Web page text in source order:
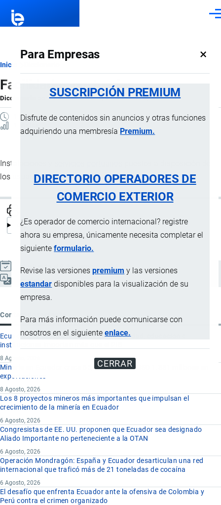
Para Empresas ×
SUSCRIPCIÓN PREMIUM
Disfrute de contenidos sin anuncios y otras funciones
adquiriendo una membresía Premium.
DIRECTORIO OPERADORES DE
COMERCIO EXTERIOR
¿Es operador de comercio internacional? registre
ahora su empresa, únicamente necesita completar el
siguienteformulario.
Revise las versionespremium y las versiones
estandar disponibles para la visualización de su
empresa.
Para más información puede comunicarse con
nosotros en el siguienteenlace.
CERRAR
Ruta
de
navegación
Inicio
Facilidades portuarias
Diccionario porImportaciones …, 8 Septiembre, 2024
1 MINUTO
Instalaciones y
los usuarios.
Actualizado el 9 Septiembre, 2024
Español
Contenido reciente
Ecuador y la prosperidad: Por qué seguridad, educación e
instituciones importan más que el PIB
8 Agosto, 2026
Minería en Ecuador crece 65,3% y alcanza USD 1.381 millones en
exportaciones
8 Agosto, 2026
Los 8 proyectos mineros más importantes que impulsan el
crecimiento de la minería en Ecuador
6 Agosto, 2026
Congresistas de EE. UU. proponen que Ecuador sea designado
Aliado Importante no perteneciente a la OTAN
6 Agosto, 2026
Operación Mondragón: España y Ecuador desarticulan una red
internacional que traficó más de 21 toneladas de cocaína
6 Agosto, 2026
El desafío que enfrenta Ecuador ante la ofensiva de Colombia y
Perú contra el crimen organizado